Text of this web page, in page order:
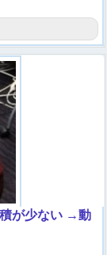
積が少ない →動